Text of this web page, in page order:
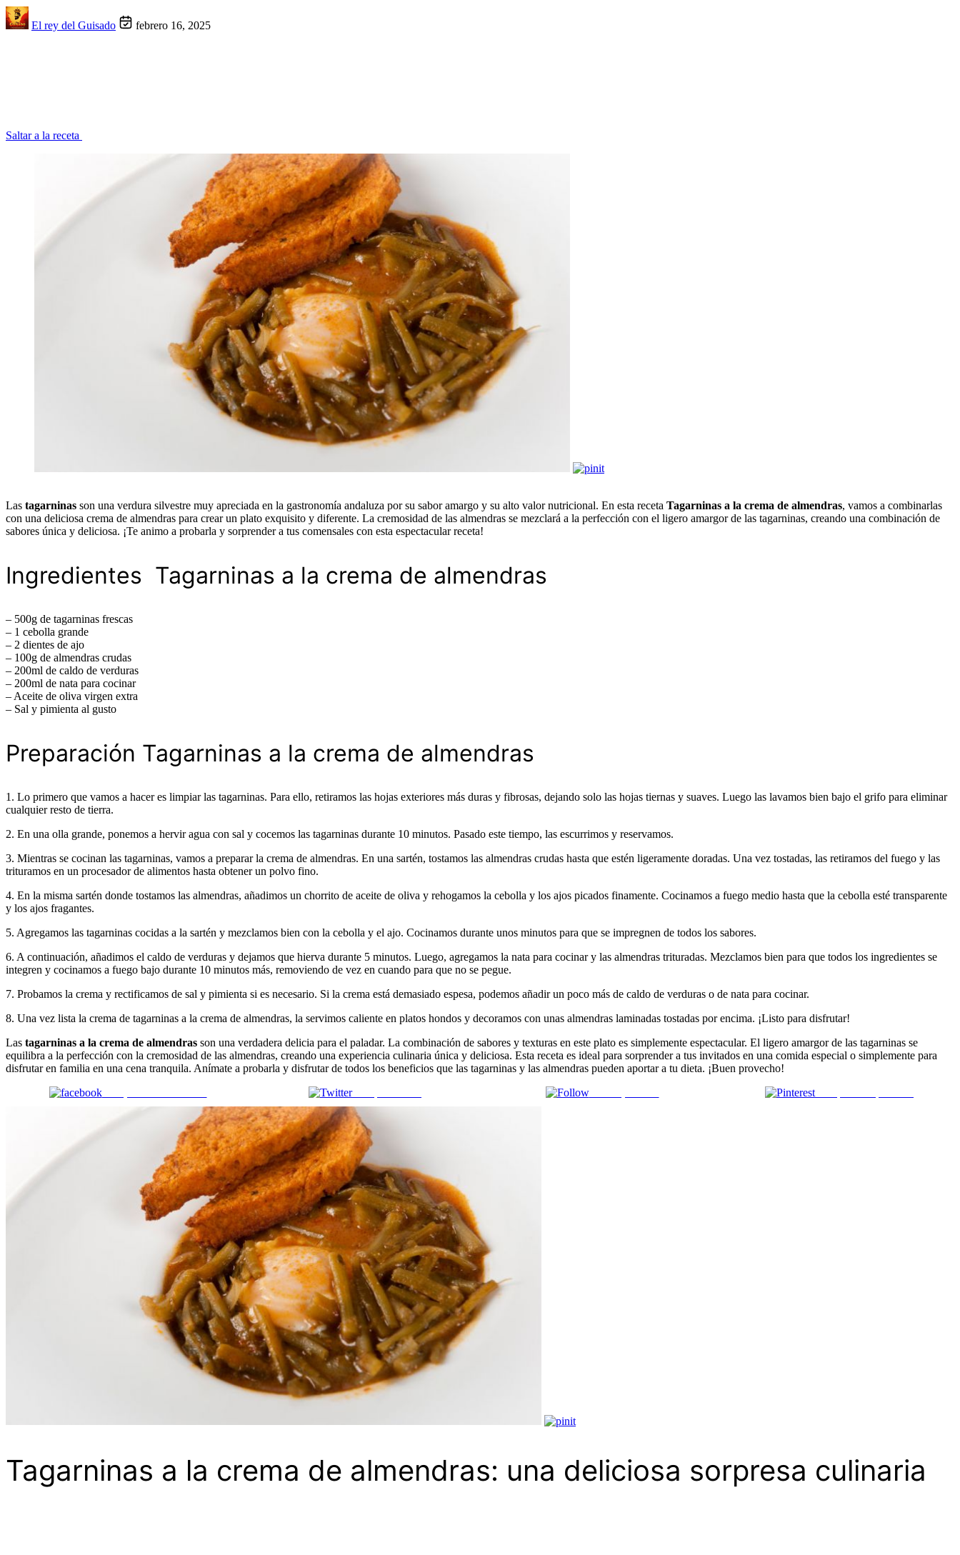
El rey del Guisado febrero 16, 2025
Saltar a la receta
Las tagarninas son una verdura silvestre muy apreciada en la gastronomía andaluza por su sabor amargo y su alto valor nutricional. En esta receta Tagarninas a la crema de almendras, vamos a combinarlas
con una deliciosa crema de almendras para crear un plato exquisito y diferente. La cremosidad de las almendras se mezclará a la perfección con el ligero amargor de las tagarninas, creando una combinación de
sabores única y deliciosa. ¡Te animo a probarla y sorprender a tus comensales con esta espectacular receta!
Ingredientes Tagarninas a la crema de almendras
– 500g de tagarninas frescas
– 1 cebolla grande
– 2 dientes de ajo
– 100g de almendras crudas
– 200ml de caldo de verduras
– 200ml de nata para cocinar
– Aceite de oliva virgen extra
– Sal y pimienta al gusto
Preparación Tagarninas a la crema de almendras
1. Lo primero que vamos a hacer es limpiar las tagarninas. Para ello, retiramos las hojas exteriores más duras y fibrosas, dejando solo las hojas tiernas y suaves. Luego las lavamos bien bajo el grifo para eliminar
cualquier resto de tierra.
2. En una olla grande, ponemos a hervir agua con sal y cocemos las tagarninas durante 10 minutos. Pasado este tiempo, las escurrimos y reservamos.
3. Mientras se cocinan las tagarninas, vamos a preparar la crema de almendras. En una sartén, tostamos las almendras crudas hasta que estén ligeramente doradas. Una vez tostadas, las retiramos del fuego y las
trituramos en un procesador de alimentos hasta obtener un polvo fino.
4. En la misma sartén donde tostamos las almendras, añadimos un chorrito de aceite de oliva y rehogamos la cebolla y los ajos picados finamente. Cocinamos a fuego medio hasta que la cebolla esté transparente
y los ajos fragantes.
5. Agregamos las tagarninas cocidas a la sartén y mezclamos bien con la cebolla y el ajo. Cocinamos durante unos minutos para que se impregnen de todos los sabores.
6. A continuación, añadimos el caldo de verduras y dejamos que hierva durante 5 minutos. Luego, agregamos la nata para cocinar y las almendras trituradas. Mezclamos bien para que todos los ingredientes se
integren y cocinamos a fuego bajo durante 10 minutos más, removiendo de vez en cuando para que no se pegue.
7. Probamos la crema y rectificamos de sal y pimienta si es necesario. Si la crema está demasiado espesa, podemos añadir un poco más de caldo de verduras o de nata para cocinar.
8. Una vez lista la crema de tagarninas a la crema de almendras, la servimos caliente en platos hondos y decoramos con unas almendras laminadas tostadas por encima. ¡Listo para disfrutar!
Las tagarninas a la crema de almendras son una verdadera delicia para el paladar. La combinación de sabores y texturas en este plato es simplemente espectacular. El ligero amargor de las tagarninas se
equilibra a la perfección con la cremosidad de las almendras, creando una experiencia culinaria única y deliciosa. Esta receta es ideal para sorprender a tus invitados en una comida especial o simplemente para
disfrutar en familia en una cena tranquila. Anímate a probarla y disfrutar de todos los beneficios que las tagarninas y las almendras pueden aportar a tu dieta. ¡Buen provecho!
Comparte en Facebook
Comparte en X Enviar por mail
Tagarninas a la crema de almendras: una deliciosa sorpresa culinaria